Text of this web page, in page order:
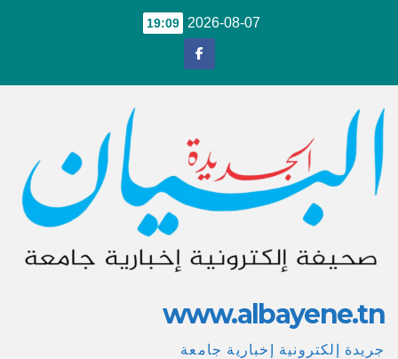
2026-08-07
19:09
www.albayene.tn
جريدة إلكترونية إخبارية جامعة